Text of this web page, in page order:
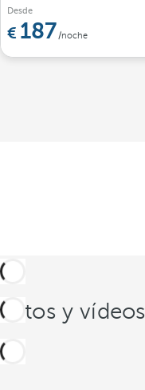
Desde
187 /noche
Fotos y vídeos